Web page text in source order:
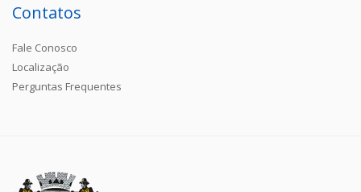
Contatos
Fale Conosco
Localização
Perguntas Frequentes